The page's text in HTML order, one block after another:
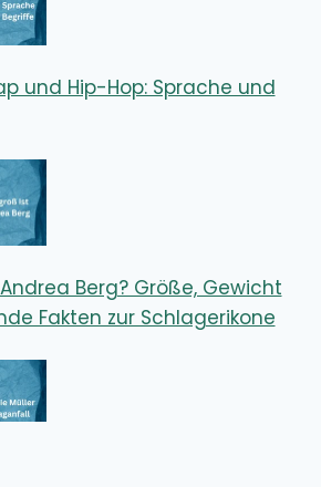
und Hip-Hop: Sprache und
Berg? Größe, Gewicht
Fakten zur Schlagerikone